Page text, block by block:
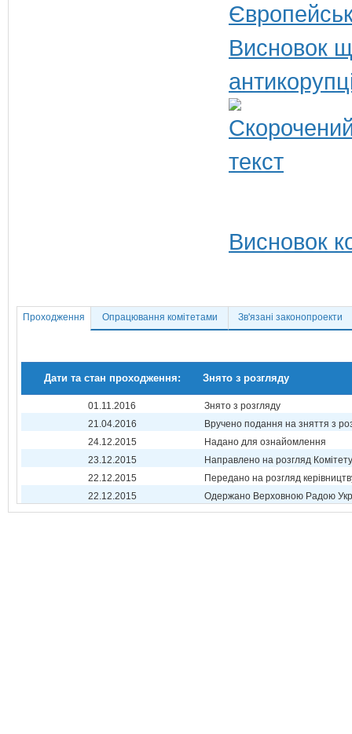
Висновок
Висновок
Проходження Опрацювання комітетами Зв'язані законопроекти
Дати та стан проходження: Знято з розгляду
01.11.2016
Знято з розгляду
21.04.2016
Вручено подання на зняття з
24.12.2015
Надано для ознайомлення
23.12.2015
Направлено на розгляд Комітету
22.12.2015
Передано на розгляд
22.12.2015
Одержано Верховною Радою